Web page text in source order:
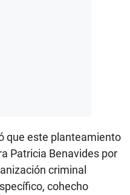
que este planteamiento
Patricia Benavides por
criminal
cohecho